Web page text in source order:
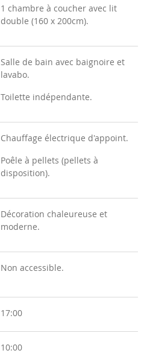
1 chambre à coucher avec lit
double (160 x 200cm).
Salle de bain avec baignoire et
lavabo.
Toilette indépendante.
Chauffage électrique d'appoint.
Poêle à pellets (pellets à
disposition).
Décoration chaleureuse et
moderne.
Non accessible.
17:00
10:00